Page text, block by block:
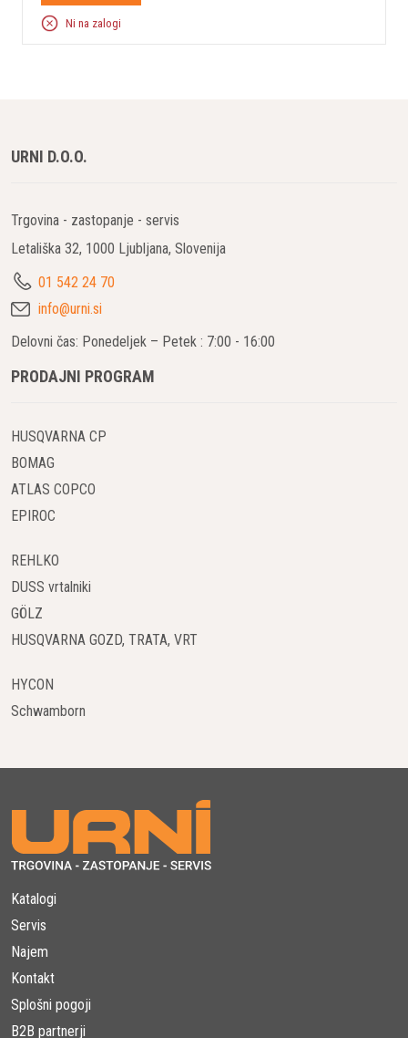
Ni na zalogi
URNI D.O.O.
Trgovina - zastopanje - servis
Letališka 32, 1000 Ljubljana, Slovenija
01 542 24 70
info@urni.si
Delovni čas: Ponedeljek – Petek : 7:00 - 16:00
PRODAJNI PROGRAM
HUSQVARNA CP
BOMAG
ATLAS COPCO
EPIROC
REHLKO
DUSS vrtalniki
GÖLZ
HUSQVARNA GOZD, TRATA, VRT
HYCON
Schwamborn
Katalogi
Servis
Najem
Kontakt
Splošni pogoji
B2B partnerji